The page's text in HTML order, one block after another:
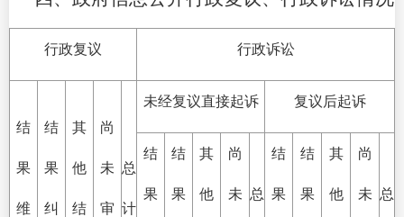
行政复议 行政诉讼
结
果
维
结
果
纠
其
他
结
尚
未
审
总
计
未经复议直接起诉 复议后起诉
结
果
结
果
其
他
尚
未 总
结
果
结
果
其
他
尚
未 总